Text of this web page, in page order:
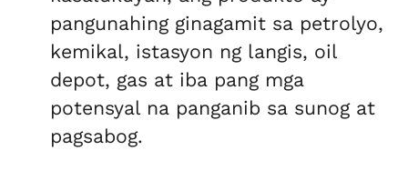
pangunahing ginagamit sa petrolyo,
kemikal, istasyon ng langis, oil
depot, gas at iba pang mga
potensyal na panganib sa sunog at
pagsabog.